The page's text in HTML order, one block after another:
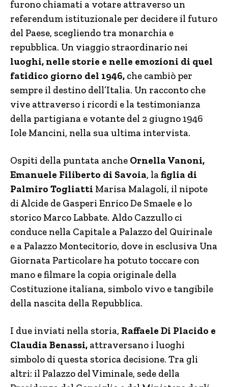
furono chiamati a votare attraverso un
referendum istituzionale per decidere il futuro
del Paese, scegliendo tra monarchia e
repubblica. Un viaggio straordinario nei
luoghi, nelle storie e nelle emozioni di quel
fatidico giorno del 1946, che cambiò per
sempre il destino dell’Italia. Un racconto che
vive attraverso i ricordi e la testimonianza
della partigiana e votante del 2 giugno 1946
Iole Mancini, nella sua ultima intervista.
Ospiti della puntata anche Ornella Vanoni,
Emanuele Filiberto di Savoia, lafiglia di
Palmiro Togliatti Marisa Malagoli, il nipote
di Alcide de Gasperi Enrico De Smaele e lo
storico Marco Labbate. Aldo Cazzullo ci
conduce nella Capitale a Palazzo del Quirinale
e a Palazzo Montecitorio, dove in esclusiva Una
Giornata Particolare ha potuto toccare con
mano e filmare la copia originale della
Costituzione italiana, simbolo vivo e tangibile
della nascita della Repubblica.
I due inviati nella storia, Raffaele Di Placido e
Claudia Benassi, attraversano i luoghi
simbolo di questa storica decisione. Tra gli
altri: il Palazzo del Viminale, sede della